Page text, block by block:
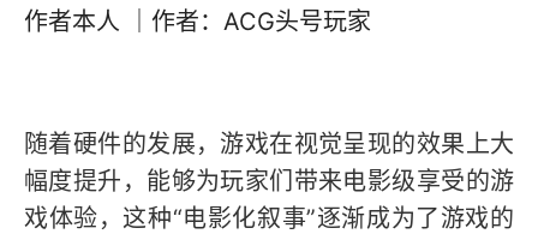
作者本人 ｜作者：ACG头号玩家
随着硬件的发展，游戏在视觉呈现的效果上大
幅度提升，能够为玩家们带来电影级享受的游
戏体验，这种“电影化叙事”逐渐成为了游戏的